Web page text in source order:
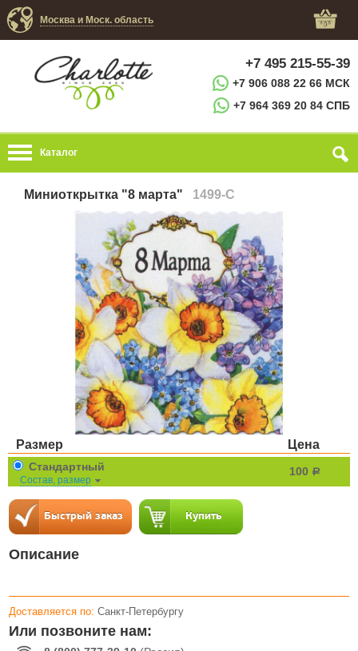
Москва и Моск. область
+7 495 215-55-39
+7 906 088 22 66 МСК
+7 964 369 20 84 СПБ
Каталог
Миниоткрытка "8 марта" 1499-C
Размер Цена
Стандартный
Состав, размер
100 a
Описание
Доставляется по: Санкт-Петербургу
Или позвоните нам: